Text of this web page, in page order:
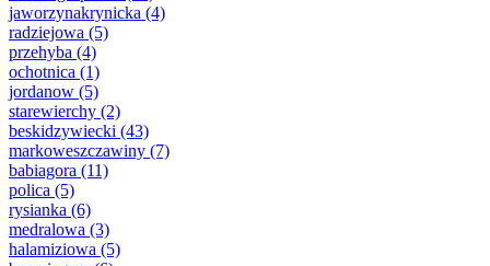
jaworzynakrynicka (4)
radziejowa (5)
przehyba (4)
ochotnica (1)
jordanow (5)
starewierchy (2)
beskidzywiecki (43)
markoweszczawiny (7)
babiagora (11)
polica (5)
rysianka (6)
medralowa (3)
halamiziowa (5)